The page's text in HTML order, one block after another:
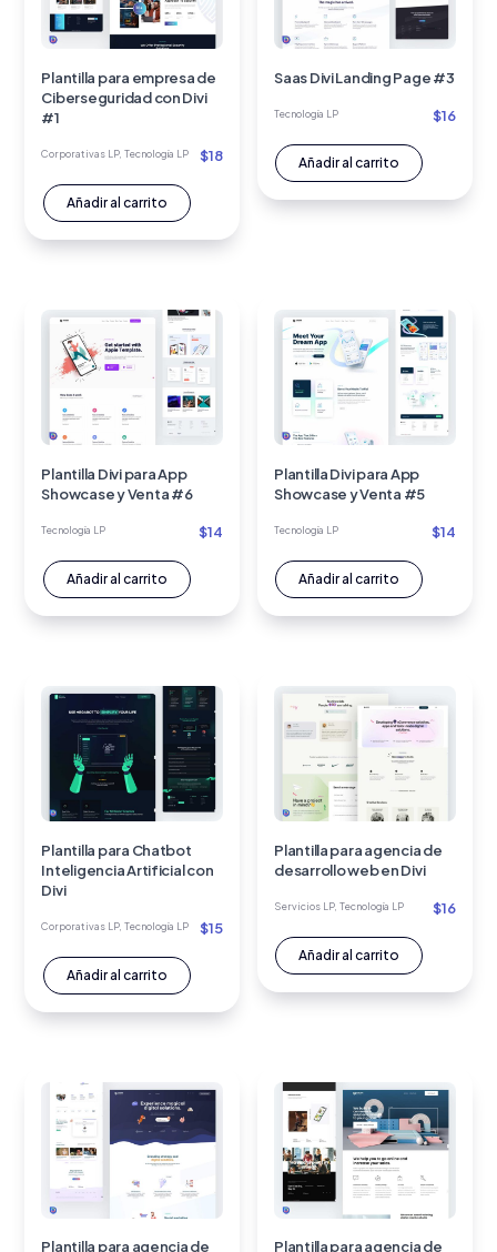
Plantilla para empresa de
Ciberseguridad con Divi
#1
Corporativas LP,Tecnología LP $18
Añadir al carrito
Saas Divi Landing Page #3
Tecnología LP $16
Añadir al carrito
Plantilla Divi para App
Showcase y Venta #6
Tecnología LP $14
Añadir al carrito
Plantilla Divi para App
Showcase y Venta #5
Tecnología LP $14
Añadir al carrito
Plantilla para Chatbot
Inteligencia Artificial con
Divi
Corporativas LP,Tecnología LP $15
Añadir al carrito
Plantilla para agencia de
desarrollo web en Divi
Servicios LP,Tecnología LP $16
Añadir al carrito
Plantilla para agencia de
Plantilla para agencia de